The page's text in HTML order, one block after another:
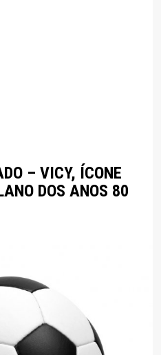
– VICY, ÍCONE
DOS ANOS 80